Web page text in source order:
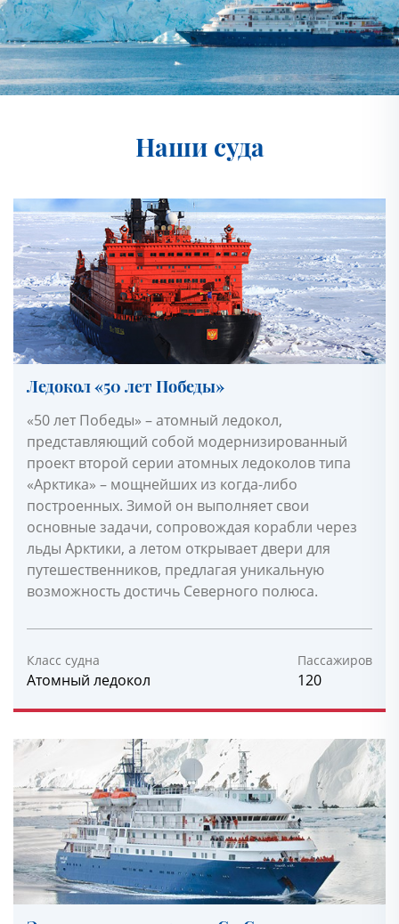
Наши суда
Ледокол «50 лет Победы»
«50 лет Победы» – атомный ледокол,
представляющий собой модернизированный
проект второй серии атомных ледоколов типа
«Арктика» – мощнейших из когда-либо
построенных. Зимой он выполняет свои
основные задачи, сопровождая корабли через
льды Арктики, а летом открывает двери для
путешественников, предлагая уникальную
возможность достичь Северного полюса.
Класс судна
Атомный ледокол
Пассажиров
120